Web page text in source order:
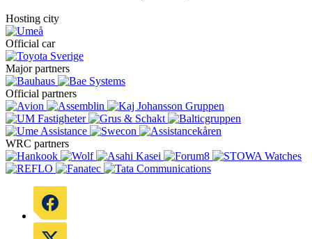
Hosting city
Official car
Major partners
Official partners
WRC partners